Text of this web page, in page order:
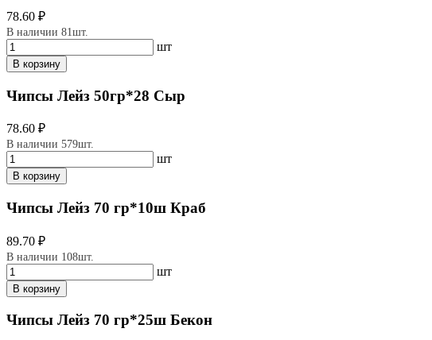
78.60 ₽
В наличии 81шт.
шт
В корзину
Чипсы Лейз 50гр*28 Сыр
78.60 ₽
В наличии 579шт.
шт
В корзину
Чипсы Лейз 70 гр*10ш Краб
89.70 ₽
В наличии 108шт.
шт
В корзину
Чипсы Лейз 70 гр*25ш Бекон